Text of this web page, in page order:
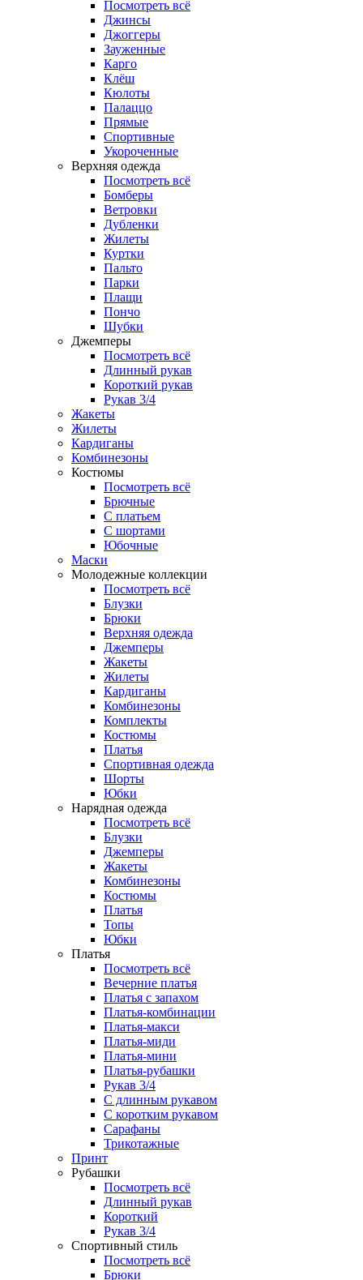
Посмотреть всё
Джинсы
Джоггеры
Зауженные
Карго
Клёш
Кюлоты
Палаццо
Прямые
Спортивные
Укороченные
Верхняя одежда
Посмотреть всё
Бомберы
Ветровки
Дубленки
Жилеты
Куртки
Пальто
Парки
Плащи
Пончо
Шубки
Джемперы
Посмотреть всё
Длинный рукав
Короткий рукав
Рукав 3/4
Жакеты
Жилеты
Кардиганы
Комбинезоны
Костюмы
Посмотреть всё
Брючные
С платьем
С шортами
Юбочные
Маски
Молодежные коллекции
Посмотреть всё
Блузки
Брюки
Верхняя одежда
Джемперы
Жакеты
Жилеты
Кардиганы
Комбинезоны
Комплекты
Костюмы
Платья
Спортивная одежда
Шорты
Юбки
Нарядная одежда
Посмотреть всё
Блузки
Джемперы
Жакеты
Комбинезоны
Костюмы
Платья
Топы
Юбки
Платья
Посмотреть всё
Вечерние платья
Платья с запахом
Платья-комбинации
Платья-макси
Платья-миди
Платья-мини
Платья-рубашки
Рукав 3/4
С длинным рукавом
С коротким рукавом
Сарафаны
Трикотажные
Принт
Рубашки
Посмотреть всё
Длинный рукав
Короткий
Рукав 3/4
Спортивный стиль
Посмотреть всё
Брюки